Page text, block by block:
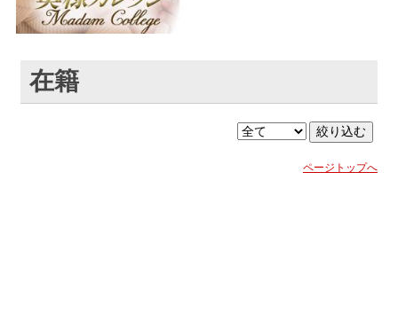
在籍
ページトップへ